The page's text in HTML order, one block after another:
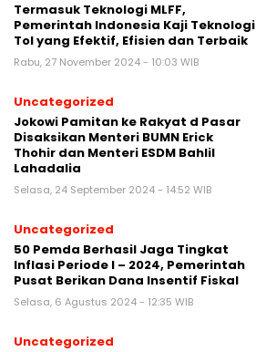
Termasuk Teknologi MLFF,
Pemerintah Indonesia Kaji Teknologi
Tol yang Efektif, Efisien dan Terbaik
Rabu, 27 November 2024 - 10:03 WIB
Uncategorized
Jokowi Pamitan ke Rakyat d Pasar
Disaksikan Menteri BUMN Erick
Thohir dan Menteri ESDM Bahlil
Lahadalia
Selasa, 24 September 2024 - 14:52 WIB
Uncategorized
50 Pemda Berhasil Jaga Tingkat
Inflasi Periode I – 2024, Pemerintah
Pusat Berikan Dana Insentif Fiskal
Selasa, 6 Agustus 2024 - 12:35 WIB
Uncategorized